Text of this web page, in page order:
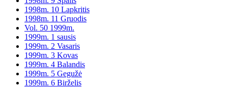
1998m. 10 Lapkritis
1998m. 11 Gruodis
Vol. 50 1999m.
1999m. 1 sausis
1999m. 2 Vasaris
1999m. 3 Kovas
1999m. 4 Balandis
1999m. 5 Gegužė
1999m. 6 Birželis